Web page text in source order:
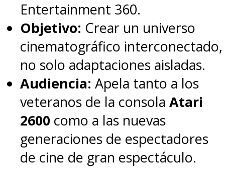
Entertainment 360.
Objetivo: Crear un universo
cinematográfico interconectado,
no solo adaptaciones aisladas.
Audiencia: Apela tanto a los
veteranos de la consola Atari
2600 como a las nuevas
generaciones de espectadores
de cine de gran espectáculo.